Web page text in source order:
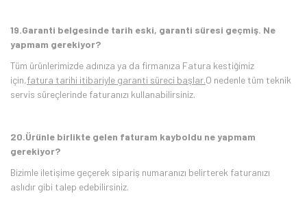
19.Garanti belgesinde tarih eski, garanti süresi geçmiş. Ne
yapmam gerekiyor?
Tüm ürünlerimizde adınıza ya da firmanıza Fatura kestiğimiz
için,fatura tarihi itibariyle garanti süreci başlar.O nedenle tüm teknik
servis süreçlerinde faturanızı kullanabilirsiniz.
20.Ürünle birlikte gelen faturam kayboldu ne yapmam
gerekiyor?
Bizimle iletişime geçerek sipariş numaranızı belirterek faturanızı
aslıdır gibi talep edebilirsiniz.